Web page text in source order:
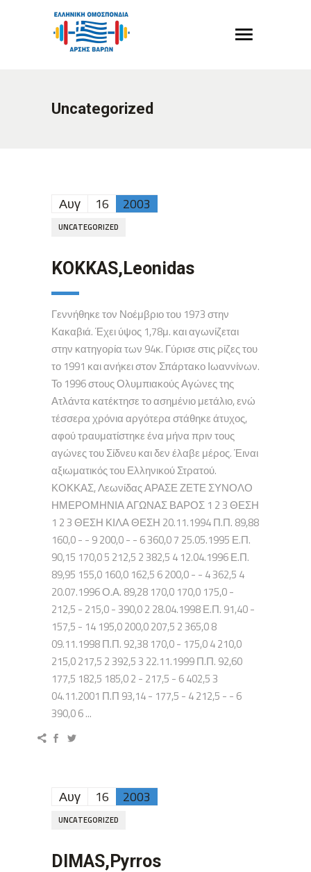
Uncategorized
Αυγ 16 2003
UNCATEGORIZED
KOKKAS,Leonidas
Γεννήθηκε τον Νοέμβριο του 1973 στην
Κακαβιά. Έχει ύψος 1,78μ. και αγωνίζεται
στην κατηγορία των 94κ. Γύρισε στις ρίζες του
το 1991 και ανήκει στον Σπάρτακο Ιωαννίνων.
Το 1996 στους Ολυμπιακούς Αγώνες της
Ατλάντα κατέκτησε το ασημένιο μετάλιο, ενώ
τέσσερα χρόνια αργότερα στάθηκε άτυχος,
αφού τραυματίστηκε ένα μήνα πριν τους
αγώνες του Σίδνευ και δεν έλαβε μέρος. Έιναι
αξιωματικός του Ελληνικού Στρατού.
ΚΟΚΚΑΣ, Λεωνίδας ΑΡΑΣΕ ΖΕΤΕ ΣΥΝΟΛΟ
ΗΜΕΡΟΜΗΝΙΑ ΑΓΩΝΑΣ ΒΑΡΟΣ 1 2 3 ΘΕΣΗ
1 2 3 ΘΕΣΗ ΚΙΛΑ ΘΕΣΗ 20.11.1994 Π.Π. 89,88
160,0 - - 9 200,0 - - 6 360,0 7 25.05.1995 Ε.Π.
90,15 170,0 5 212,5 2 382,5 4 12.04.1996 Ε.Π.
89,95 155,0 160,0 162,5 6 200,0 - - 4 362,5 4
20.07.1996 Ο.Α. 89,28 170,0 170,0 175,0 -
212,5 - 215,0 - 390,0 2 28.04.1998 Ε.Π. 91,40 -
157,5 - 14 195,0 200,0 207,5 2 365,0 8
09.11.1998 Π.Π. 92,38 170,0 - 175,0 4 210,0
215,0 217,5 2 392,5 3 22.11.1999 Π.Π. 92,60
177,5 182,5 185,0 2 - 217,5 - 6 402,5 3
04.11.2001 Π.Π 93,14 - 177,5 - 4 212,5 - - 6
390,0 6 ...
Αυγ 16 2003
UNCATEGORIZED
DIMAS,Pyrros